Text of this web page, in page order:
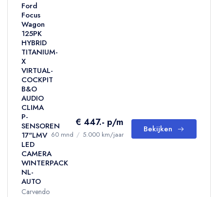
Ford
Focus
Wagon
125PK
HYBRID
TITANIUM-
X
VIRTUAL-
COCKPIT
B&O
AUDIO
CLIMA
P-
SENSOREN
17"LMV
LED
CAMERA
WINTERPACK
NL-
AUTO
Carvendo
€ 447.- p/m
60 mnd / 5.000 km/jaar
Bekijken